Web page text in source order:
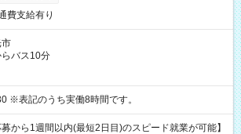
費支給有り
バス10分
8:00～17:30 ※表記のうち実働8時間です。
から1週間以内(最短2日目)のスピード就業が可能】